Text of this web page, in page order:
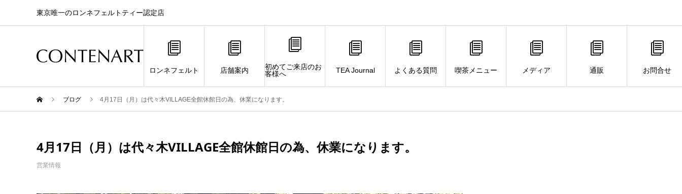
東京唯一のロンネフェルトティー認定店
ロンネフェルト 店舗案内
初めてご来店のお
客様へ
TEA Journal よくある質問 喫茶メニュー メディア 通販 お問合せ
ブログ 4月17日（月）は代々木VILLAGE全館休館日の為、休業になります。
4月17日（月）は代々木VILLAGE全館休館日の為、休業になります。
営業情報